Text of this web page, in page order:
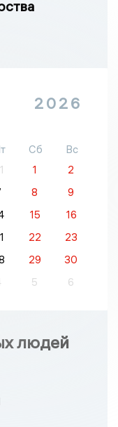
2026
Сб
Вс
1
2
8
9
15
16
22
23
29
30
5 6
людей